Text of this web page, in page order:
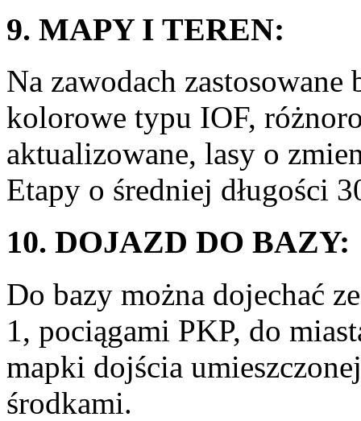
9. MAPY I TEREN:
Na zawodach zastosowane
kolorowe typu IOF,
aktualizowane, lasy o
Etapy o średniej długości
10. DOJAZD DO BAZY:
Do bazy można dojechać
1, pociągami PKP, do
mapki dojścia
środkami.